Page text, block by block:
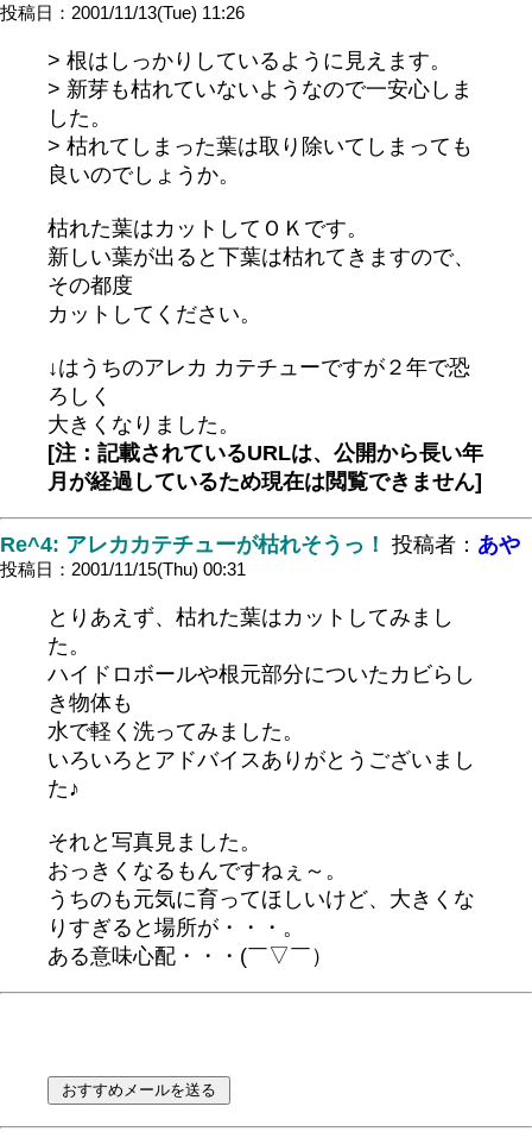
投稿日：2001/11/13(Tue) 11:26
> 根はしっかりしているように見えます。
> 新芽も枯れていないようなので一安心しま
した。
> 枯れてしまった葉は取り除いてしまっても
良いのでしょうか。
枯れた葉はカットしてＯＫです。
新しい葉が出ると下葉は枯れてきますので、
その都度
カットしてください。
↓はうちのアレカ カテチューですが２年で恐
ろしく
大きくなりました。
[注：記載されているURLは、公開から長い年
月が経過しているため現在は閲覧できません]
Re^4: アレカカテチューが枯れそうっ！ 投稿者： あや
投稿日：2001/11/15(Thu) 00:31
とりあえず、枯れた葉はカットしてみまし
た。
ハイドロボールや根元部分についたカビらし
き物体も
水で軽く洗ってみました。
いろいろとアドバイスありがとうございまし
た♪
それと写真見ました。
おっきくなるもんですねぇ～。
うちのも元気に育ってほしいけど、大きくな
りすぎると場所が・・・。
ある意味心配・・・(￣▽￣）